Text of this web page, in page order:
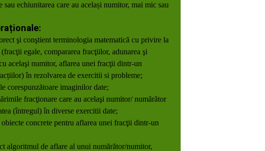
echiunitarea care au același numitor, mai mic sau
şi conştient terminologia matematică cu privire la
egale, compararea fracţiilor, adunarea şi
acelaşi numitor, aflarea unei fracţii dintr-un
în rezolvarea de exercitii si probleme;
corespunzătoare imaginilor date;
fracţionare care au acelaşi numitor/ numărător
(întregul) în diverse exercitii date;
obiecte concrete pentru aflarea unei fracţii dintr-un
algoritmul de aflare al unui numărător/numitor,